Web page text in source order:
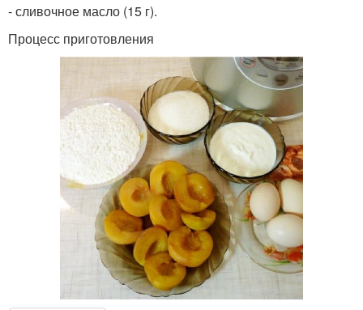
- сливочное масло (15 г).
Процесс приготовления